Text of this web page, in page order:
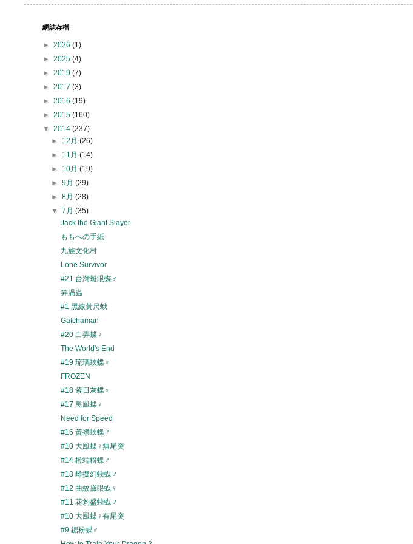
網誌存檔
► 2026 (1)
► 2025 (4)
► 2019 (7)
► 2017 (3)
► 2016 (19)
► 2015 (160)
▼ 2014 (237)
► 12月(26)
► 11月(14)
► 10月(19)
►9月(29)
►8月(28)
▼7月(35)
Jack the Giant Slayer
ももへの手紙
九族文化村
Lone Survivor
#21 台灣斑眼蝶♂
笄渦蟲
#1 黑線黃尺蛾
Gatchaman
#20 白弄蝶♀
The World's End
#19 琉璃蛺蝶♀
FROZEN
#18 紫日灰蝶♀
#17 黑鳯蝶♀
Need for Speed
#16 黃襟蛺蝶♂
#10 大鳯蝶♀無尾突
#14 橙端粉蝶♂
#13 雌擬幻蛺蝶♂
#12 曲紋黛眼蝶♀
#11 花豹盛蛺蝶♂
#10 大鳯蝶♀有尾突
#9 鋸粉蝶♂